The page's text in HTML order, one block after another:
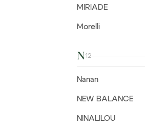
MIRIADE
Morelli
N12
Nanan
NEW BALANCE
NINALILOU